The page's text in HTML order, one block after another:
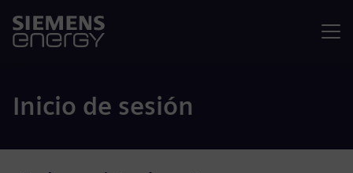
Inicio de sesión